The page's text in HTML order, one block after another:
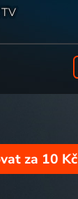
za 10 Kč